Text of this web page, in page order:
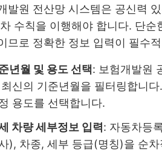
발원 전산망 시스템은 공신력
수칙을 이행해야 합니다. 단
므로 정확한 정보 입력이 필수
년월 및 용도 선택: 보험개발원
신의 기준년월을 필터링합니
용도를 선택합니다.
차량 세부정보 입력 : 자동차등
), 차종, 세부 등급(명칭)을 순